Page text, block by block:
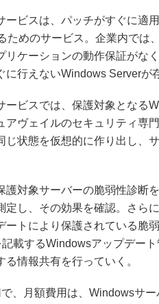
ビスは、パッチがすぐに適
ためのサービス。企業内では
リケーションの動作保証がな
行えないWindows Serverが
ビスでは、保護対象となる
アヴェイルのセキュリティ専
じ状態を仮想的に作り出し、
対象サーバーの脆弱性診断
定し、その効果を確認。さら
ートにより保護されている脆
載するWindowsアップデー
情報共有を行っていく。
、月額費用は、Windowsサー